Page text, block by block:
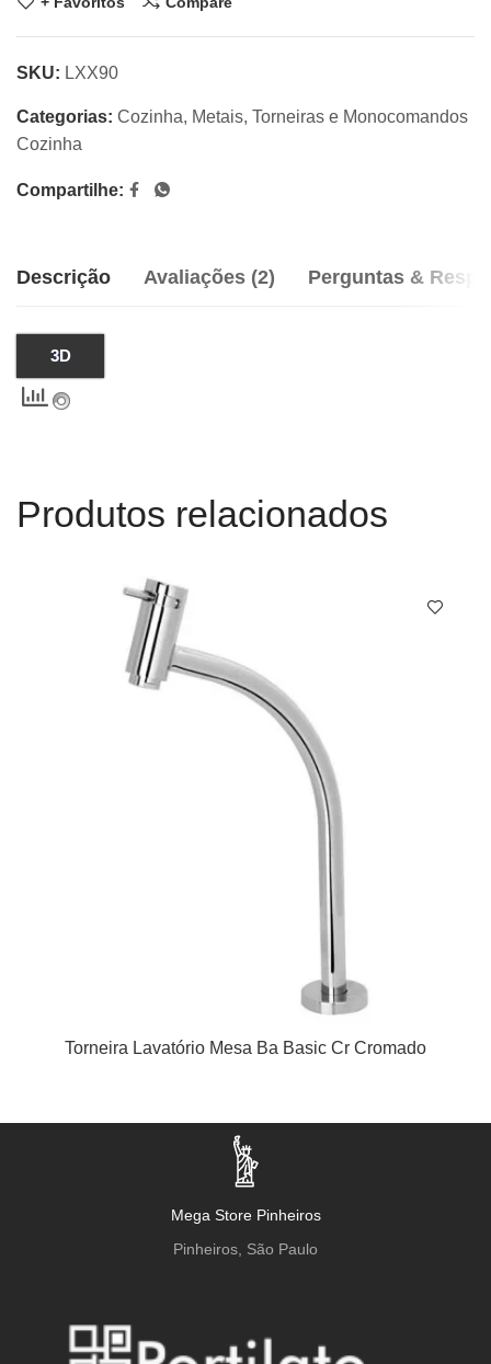
SKU: LXX90
Categorias: Cozinha, Metais, Torneiras e Monocomandos
Cozinha
Compartilhe:
Descrição Avaliações (2) Perguntas &
3D
Produtos relacionados
Torneira Lavatório Mesa Ba Basic Cr Cromado
Mega Store Pinheiros
Pinheiros, São Paulo